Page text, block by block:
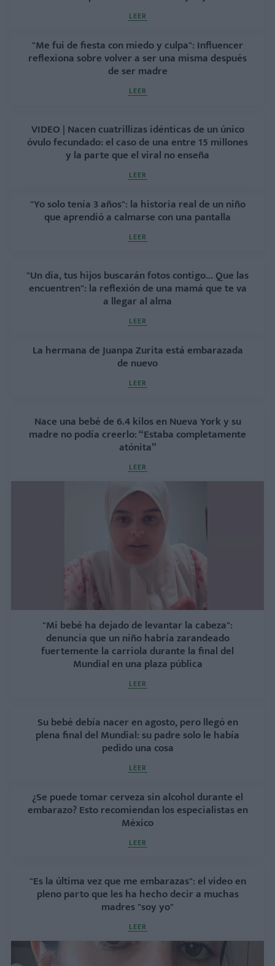
LEER
"Me fui de fiesta con miedo y culpa": Influencer
reflexiona sobre volver a ser una misma después
de ser madre
LEER
VIDEO | Nacen cuatrillizas idénticas de un único
óvulo fecundado: el caso de una entre 15 millones
y la parte que el viral no enseña
LEER
"Yo solo tenía 3 años": la historia real de un niño
que aprendió a calmarse con una pantalla
LEER
"Un día, tus hijos buscarán fotos contigo... Que las
encuentren": la reflexión de una mamá que te va
a llegar al alma
LEER
La hermana de Juanpa Zurita está embarazada
de nuevo
LEER
Nace una bebé de 6.4 kilos en Nueva York y su
madre no podía creerlo: “Estaba completamente
atónita”
LEER
"Mi bebé ha dejado de levantar la cabeza":
denuncia que un niño habría zarandeado
fuertemente la carriola durante la final del
Mundial en una plaza pública
LEER
Su bebé debía nacer en agosto, pero llegó en
plena final del Mundial: su padre solo le había
pedido una cosa
LEER
¿Se puede tomar cerveza sin alcohol durante el
embarazo? Esto recomiendan los especialistas en
México
LEER
"Es la última vez que me embarazas": el video en
pleno parto que les ha hecho decir a muchas
madres "soy yo"
LEER